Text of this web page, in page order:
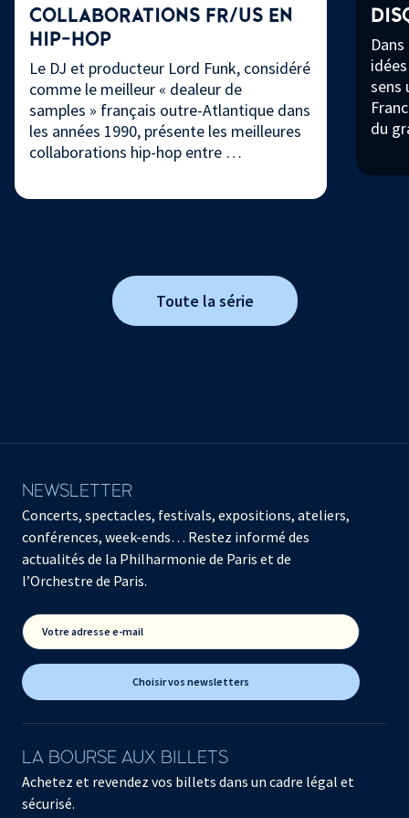
COLLABORATIONS FR/US EN
HIP-HOP
Le DJ et producteur Lord Funk, considéré
comme le meilleur « dealeur de
samples » français outre-Atlantique dans
les années 1990, présente les meilleures
collaborations hip-hop entre …
sens
du
Toute la série
NEWSLETTER
Concerts, spectacles, festivals, expositions, ateliers,
conférences, week-ends… Restez informé des
actualités de la Philharmonie de Paris et de
l’Orchestre de Paris.
Votre adresse e-mail
Choisir vos newsletters
LA BOURSE AUX BILLETS
Achetez et revendez vos billets dans un cadre légal et
sécurisé.